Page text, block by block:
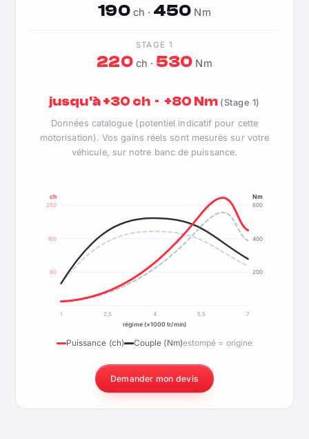
190ch · 450 Nm
STAGE 1
220ch · 530 Nm
jusqu'à +30 ch · +80 Nm (Stage 1)
Données catalogue (potentiel indicatif pour cette
motorisation). Vos gains réels sont mesurés sur votre
véhicule, sur notre banc de puissance.
80
160
250
200
400
600
ch Nm
1 2,5 4 5,5
7
régime (×1000 tr/min)
Puissance (ch) Couple (Nm)estompé = origine
Demander mon devis